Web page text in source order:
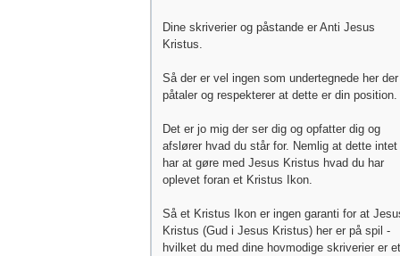
Dine skriverier og påstande er Anti Jesus
Kristus.
Så der er vel ingen som undertegnede her der
påtaler og respekterer at dette er din position.
Det er jo mig der ser dig og opfatter dig og
afslører hvad du står for. Nemlig at dette intet
har at gøre med Jesus Kristus hvad du har
oplevet foran et Kristus Ikon.
Så et Kristus Ikon er ingen garanti for at
Kristus (Gud i Jesus Kristus) her er på spil -
hvilket du med dine hovmodige skriverier er et